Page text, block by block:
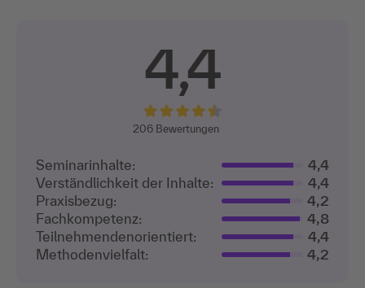
4,4
206 Bewertungen
Seminarinhalte:
4,4
Verständlichkeit der Inhalte:
4,4
Praxisbezug:
4,2
Fachkompetenz:
4,8
Teilnehmenden­orientiert:
4,4
Methodenvielfalt:
4,2